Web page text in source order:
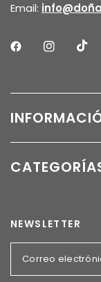
Email:
NEWSLETTER
Correo